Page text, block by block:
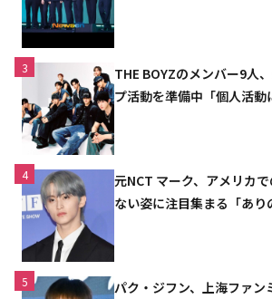
3
THE BOYZのメンバー9人
プ活動を準備中「個人活動
4
元NCT マーク、アメリカ
ない姿に注目集まる「あり
5
パク・ジフン、上海ファン